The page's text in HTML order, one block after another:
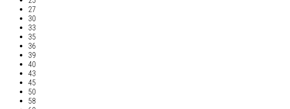
27
30
33
35
36
39
40
43
45
50
58